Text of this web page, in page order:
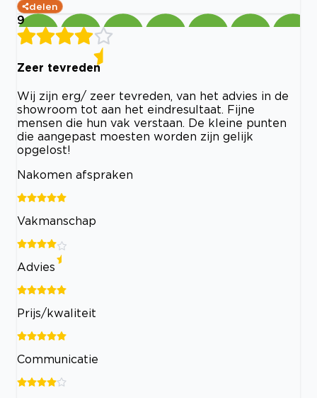
delen
9
Zeer tevreden
Wij zijn erg/ zeer tevreden, van het advies in de
showroom tot aan het eindresultaat. Fijne
mensen die hun vak verstaan. De kleine punten
die aangepast moesten worden zijn gelijk
opgelost!
Nakomen afspraken
Vakmanschap
Advies
Prijs/kwaliteit
Communicatie